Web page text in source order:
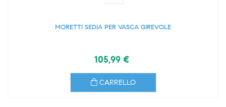
MORETTI SEDIA PER VASCA GIREVOLE
105,99 €
CARRELLO